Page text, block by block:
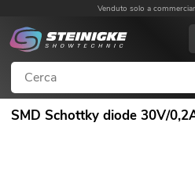
Venduto solo a
SMD Schottky diode 30V/